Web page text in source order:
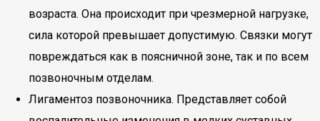
возраста. Она происходит при чрезмерной нагрузке,
сила которой превышает допустимую. Связки могут
повреждаться как в поясничной зоне, так и по всем
позвоночным отделам.
Лигаментоз позвоночника. Представляет собой